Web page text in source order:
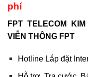
phí
FPT TELECOM
VIỄN THÔNG FPT
Hotline Lắp đặt